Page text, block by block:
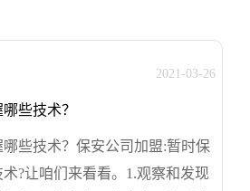
些技术？
2021-03-26
哪些技术？保安公司加盟:暂时保
?让咱们来看看。1.观察和发现